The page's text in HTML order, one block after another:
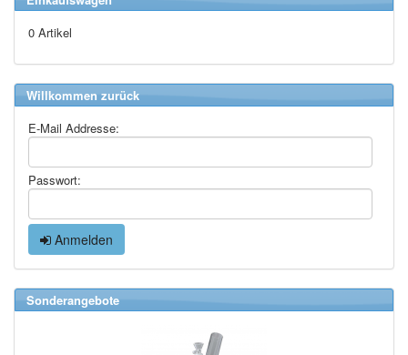
0 Artikel
Willkommen zurück
E-Mail Addresse:
Passwort:
Anmelden
Sonderangebote